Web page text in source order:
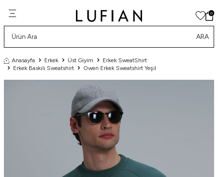
0
ARA
Anasayfa Erkek Üst Giyim
Erkek SweatShirt
Erkek Baskılı Sweatshirt
Owen Erkek Sweatshirt Yeşil